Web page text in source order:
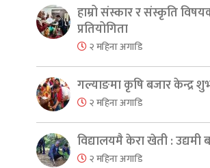
हाम्रो संस्कार र संस्कृति
प्रतियोगिता
२ महिना अगाडि
गल्याङमा कृषि बजार केन्द्र
२ महिना अगाडि
विद्यालयमै केरा खेती : उद्यमी
२ महिना अगाडि